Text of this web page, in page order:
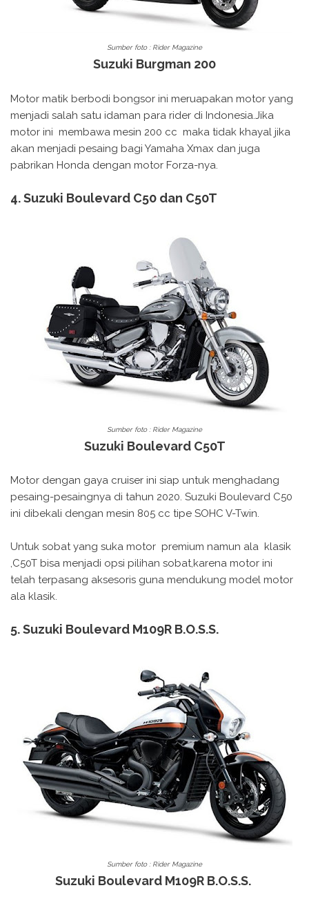
Sumber foto : Rider Magazine
Suzuki Burgman 200
Motor matik berbodi bongsor ini meruapakan motor yang
menjadi salah satu idaman para rider di Indonesia.Jika
motor ini membawa mesin 200 cc maka tidak khayal jika
akan menjadi pesaing bagi Yamaha Xmax dan juga
pabrikan Honda dengan motor Forza-nya.
4. Suzuki Boulevard C50 dan C50T
Sumber foto : Rider Magazine
Suzuki Boulevard C50T
Motor dengan gaya cruiser ini siap untuk menghadang
pesaing-pesaingnya di tahun 2020. Suzuki Boulevard C50
ini dibekali dengan mesin 805 cc tipe SOHC V-Twin.
Untuk sobat yang suka motor premium namun ala klasik
,C50T bisa menjadi opsi pilihan sobat,karena motor ini
telah terpasang aksesoris guna mendukung model motor
ala klasik.
5. Suzuki Boulevard M109R B.O.S.S.
Sumber foto : Rider Magazine
Suzuki Boulevard M109R B.O.S.S.